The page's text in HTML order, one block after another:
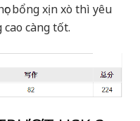
bổng xịn xò thì yêu
càng tốt.